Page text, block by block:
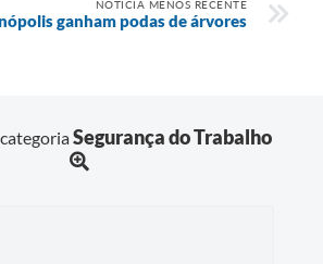
NOTÍCIA MENOS RECENTE
ganham podas de árvores
Segurança do Trabalho